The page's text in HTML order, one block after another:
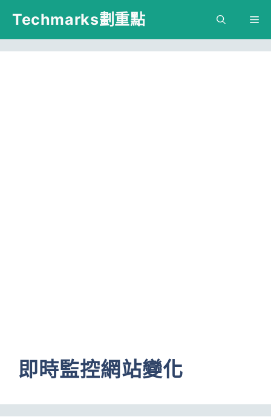
跳
主
Techmarks劃重點
即時監控網站變化